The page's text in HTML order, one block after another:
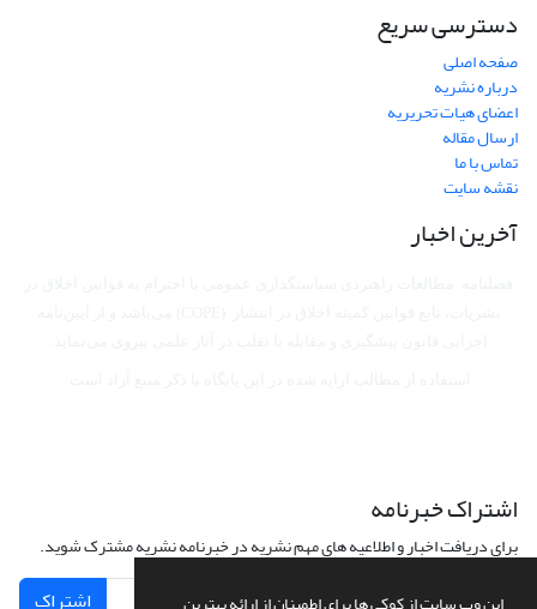
دسترسی سریع
صفحه اصلی
درباره نشریه
اعضای هیات تحریریه
ارسال مقاله
تماس با ما
نقشه سایت
آخرین اخبار
اشتراک خبرنامه
برای دریافت اخبار و اطلاعیه های مهم نشریه در خبرنامه نشریه مشترک شوید.
اشتراک